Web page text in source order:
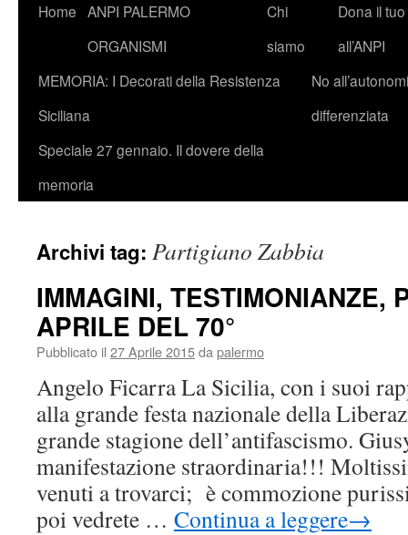
Vai
contenuto
Home ANPI PALERMO
ORGANISMI
Chi
siamo
Dona il
all’ANPI
MEMORIA: I Decorati della Resistenza
Siciliana
No
differenziata
Speciale 27 gennaio. Il dovere della
memoria
Archivi tag: Partigiano Zabbia
IMMAGINI, TESTIMONIANZE,
APRILE DEL 70°
Pubblicato il 27 Aprile 2015da palermo
Angelo Ficarra La Sicilia, con i suoi
alla grande festa nazionale della
grande stagione dell’antifascismo.
manifestazione straordinaria!!!
venuti a trovarci; è commozione
poi vedrete … Continua a leggere→